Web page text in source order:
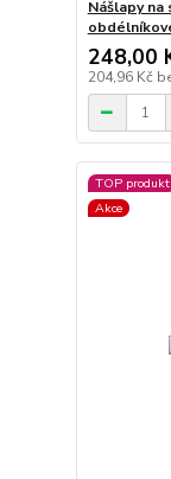
Nášlapy na
248,00
204,96 Kč
TOP produkt
Akce